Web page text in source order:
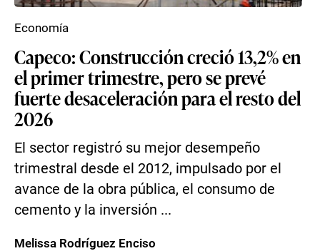
Capeco: Construcción creció 13,2% en
el primer trimestre, pero se prevé
fuerte desaceleración para el resto del
2026
El sector registró su mejor desempeño
trimestral desde el 2012, impulsado por el
avance de la obra pública, el consumo de
cemento y la inversión ...
Economía
Melissa Rodríguez Enciso